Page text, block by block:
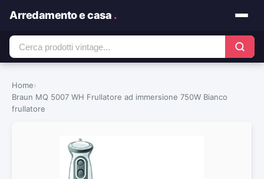
Arredamento e casa .
Home›
Braun MQ 5007 WH Frullatore ad immersione 750W Bianco
frullatore